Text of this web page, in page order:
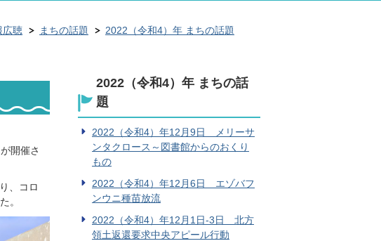
広聴 まちの話題
2022（令和4）年 まちの話題
開催さ
、コロ
。
2022（令和4）年 まちの話
題
2022（令和4）年12月9日 メリーサ
ンタクロース～図書館からのおくり
もの
2022（令和4）年12月6日 エゾバフ
ンウニ種苗放流
2022（令和4）年12月1日-3日 北方
領土返還要求中央アピール行動